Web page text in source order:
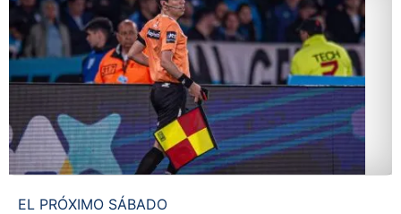
EL PRÓXIMO SÁBADO